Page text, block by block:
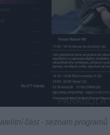
část - seznam programů